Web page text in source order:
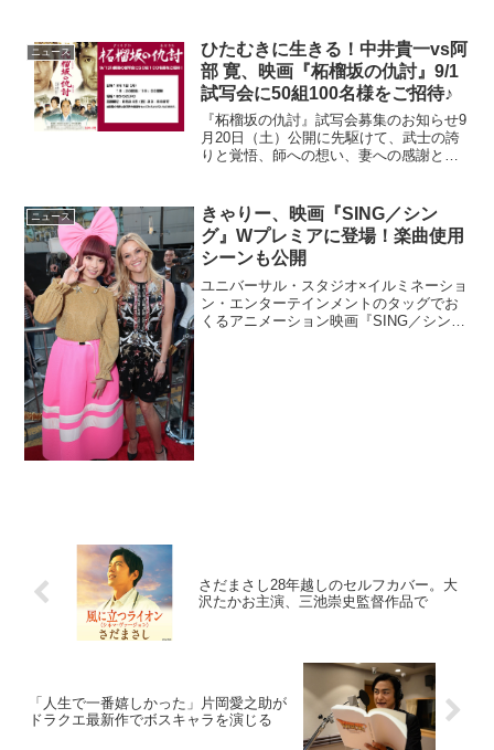
が、11月16日（金）より公開されてい
る。今...
ニュース
ひたむきに生きる！中井貴一vs阿
部 寛、映画『柘榴坂の仇討』9/1
試写会に50組100名様をご招待♪
『柘榴坂の仇討』試写会募集のお知らせ9
月20日（土）公開に先駆けて、武士の誇
りと覚悟、師への想い、妻への感謝と愛
思います♪応募フォームより、必要事項を
ご記入のうえドシド...
ニュース
きゃりー、映画『SING／シン
グ』Wプレミアに登場！楽曲使用
シーンも公開
ユニバーサル・スタジオ×イルミネーショ
ン・エンターテインメントのタッグでお
くるアニメーション映画『SING／シン
さだまさし28年越しのセルフカバー。大
沢たかお主演、三池崇史監督作品で
「人生で一番嬉しかった」片岡愛之助が
ドラクエ最新作でボスキャラを演じる